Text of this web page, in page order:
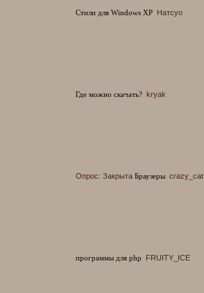
Стили для Windows XP Натсуо
Где можно скачать? kryak
Опрос: Закрыта Браузеры crazy_cat
программы для php FRUITY_ICE